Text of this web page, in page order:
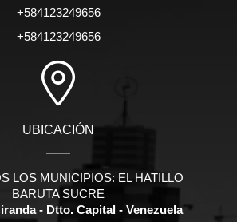
+584123249656
+584123249656
UBICACIÓN
LOS MUNICIPIOS: EL HATILLO
BARUTA SUCRE
- Dtto. Capital - Venezuela